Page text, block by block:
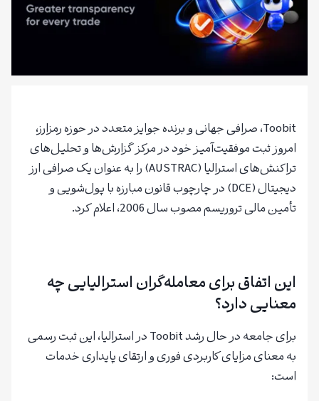
Toobit، صرافی جهانی و برنده جوایز متعدد در حوزه رمزارز،
امروز ثبت موفقیت‌آمیز خود در مرکز گزارش‌ها و تحلیل‌های
تراکنش‌های استرالیا (AUSTRAC) را به عنوان یک صرافی ارز
دیجیتال (DCE) در چارچوب قانون مبارزه با پول‌شویی و
تأمین مالی تروریسم مصوب سال 2006، اعلام کرد.
این اتفاق برای معامله‌گران استرالیایی چه
معنایی دارد؟
برای جامعه در حال رشد Toobit در استرالیا، این ثبت رسمی
به معنای مزایای کاربردی فوری و ارتقای پایداری خدمات
است: